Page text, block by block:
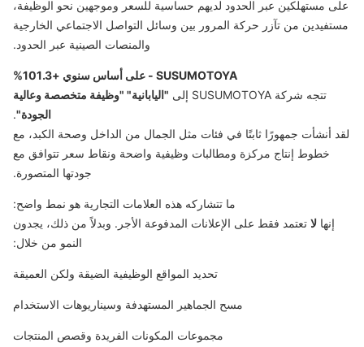
على مستهلكين عبر الحدود لديهم حساسية للسعر وموجهين نحو الوظيفة،
مستفيدين من تآزر حركة المرور بين وسائل التواصل الاجتماعي الخارجية
والمنصات الصينية عبر الحدود.
SUSUMOTOYA - على أساس سنوي +101.3%
تتجه شركة SUSUMOTOYA إلى
"اليابانية" "وظيفة متخصصة وعالية
الجودة".
لقد أنشأت جمهورًا ثابتًا في فئات مثل الجمال من الداخل وصحة الكبد، مع
خطوط إنتاج مركزة ومطالبات وظيفية واضحة ونقاط سعر تتوافق مع
جودتها المتصورة.
ما تتشاركه هذه العلامات التجارية هو نمط واضح:
إنها لا تعتمد فقط على الإعلانات المدفوعة الأجر. وبدلاً من ذلك، يجدون
النمو من خلال:
تحديد المواقع الوظيفية الضيقة ولكن العميقة
مسح الجماهير المستهدفة وسيناريوهات الاستخدام
مجموعات المكونات الفريدة وقصص المنتجات